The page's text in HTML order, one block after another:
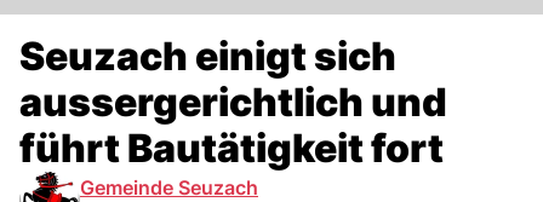
Seuzach einigt sich
aussergerichtlich und
führt Bautätigkeit fort
Gemeinde Seuzach